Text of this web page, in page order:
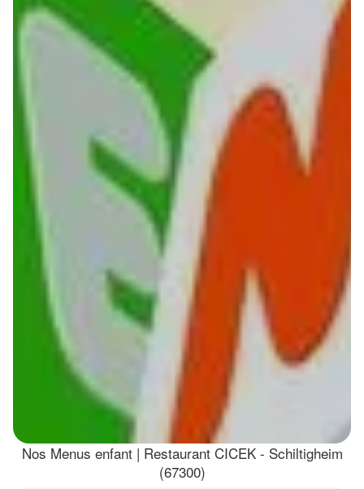
Nos Menus enfant | Restaurant CICEK - Schiltigheim
(67300)